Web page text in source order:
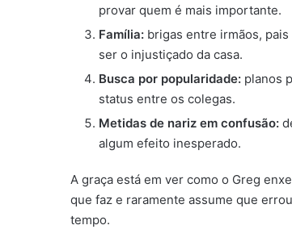
provar quem é mais importante.
Família: brigas entre irmãos,
ser o injustiçado da casa.
Busca por popularidade: planos
status entre os colegas.
Metidas de nariz em confusão:
algum efeito inesperado.
A graça está em ver como o Greg
que faz e raramente assume que
tempo.